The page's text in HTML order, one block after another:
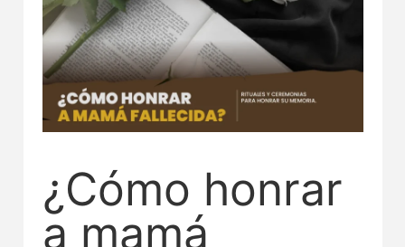
¿Cómo honrar
a mamá